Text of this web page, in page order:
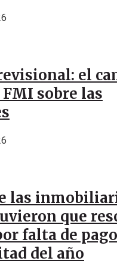
el
sobre las
las
que
falta de
del año